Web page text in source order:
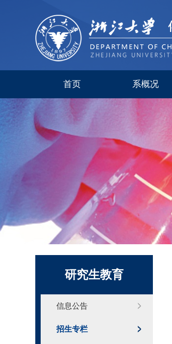
首页 系概况
现任领导
研究所
委员会
历史沿革
化学系标识
研究生教育
信息公告
招生专栏